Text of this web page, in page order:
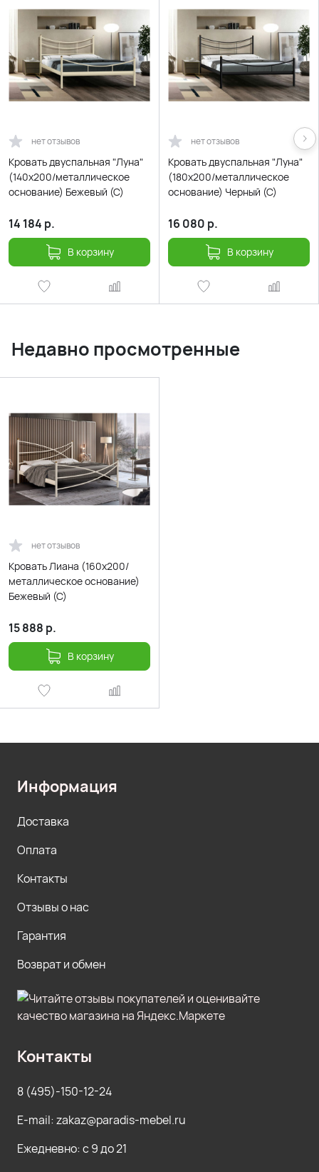
нет отзывов
Кровать двуспальная "Луна"
(140х200/металлическое
основание) Бежевый (C)
14 184 р.
В корзину
нет отзывов
Кровать двуспальная "Луна"
(180х200/металлическое
основание) Черный (С)
16 080 р.
В корзину
Недавно просмотренные
нет отзывов
Кровать Лиана (160х200/
металлическое основание)
Бежевый (С)
15 888 р.
В корзину
Информация
Доставка
Оплата
Контакты
Отзывы о нас
Гарантия
Возврат и обмен
Контакты
8 (495)-150-12-24
E-mail: zakaz@paradis-mebel.ru
Ежедневно: с 9 до 21